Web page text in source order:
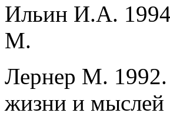
Ильин И.А.
М.
Лернер М. 1992.
жизни и